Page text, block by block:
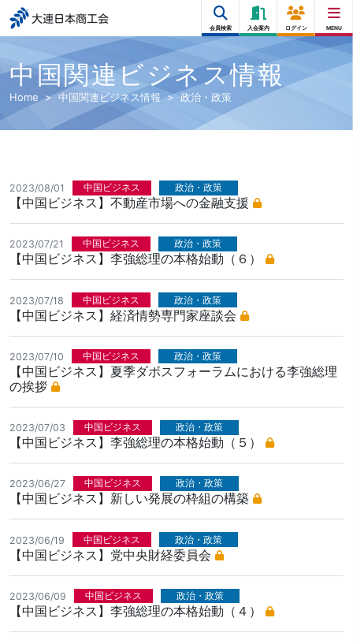
大連日本商工会
会員検索 入会案内 ログイン MENU
中国関連ビジネス情報
Home 中国関連ビジネス情報 政治・政策
2023/08/01 中国ビジネス 政治・政策
【中国ビジネス】不動産市場への金融支援
2023/07/21 中国ビジネス 政治・政策
【中国ビジネス】李強総理の本格始動（６）
2023/07/18 中国ビジネス 政治・政策
【中国ビジネス】経済情勢専門家座談会
2023/07/10 中国ビジネス 政治・政策
【中国ビジネス】夏季ダボスフォーラムにおける李強総理
の挨拶
2023/07/03 中国ビジネス 政治・政策
【中国ビジネス】李強総理の本格始動（５）
2023/06/27 中国ビジネス 政治・政策
【中国ビジネス】新しい発展の枠組の構築
2023/06/19 中国ビジネス 政治・政策
【中国ビジネス】党中央財経委員会
2023/06/09 中国ビジネス 政治・政策
【中国ビジネス】李強総理の本格始動（４）